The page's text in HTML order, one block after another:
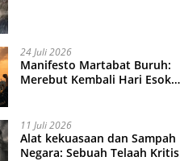
24 Juli 2026
Manifesto Martabat Buruh:
Merebut Kembali Hari Esok
11 Juli 2026
Alat kekuasaan dan Sampah
Negara: Sebuah Telaah Kritis